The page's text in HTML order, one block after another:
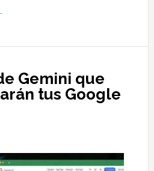
Gemini que
tus Google